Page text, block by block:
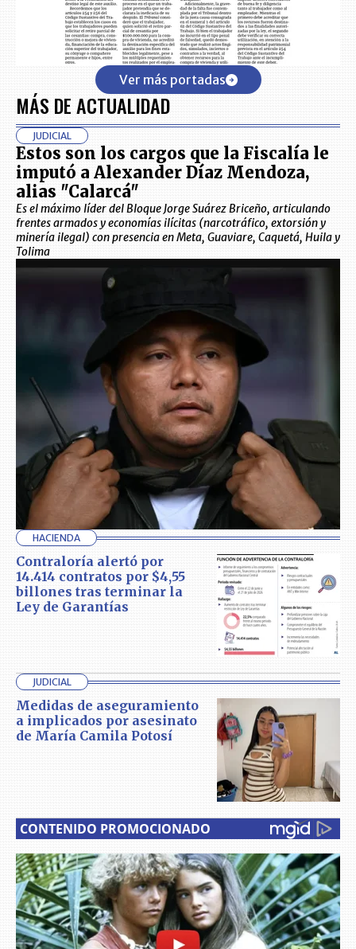
Ver más portadas
MÁS DE ACTUALIDAD
JUDICIAL
Estos son los cargos que la Fiscalía le
imputó a Alexander Díaz Mendoza,
alias "Calarcá"
Es el máximo líder del Bloque Jorge Suárez Briceño, articulando
frentes armados y economías ilícitas (narcotráfico, extorsión y
minería ilegal) con presencia en Meta, Guaviare, Caquetá, Huila y
Tolima
HACIENDA
Contraloría alertó por
14.414 contratos por $4,55
billones tras terminar la
Ley de Garantías
JUDICIAL
Medidas de aseguramiento
a implicados por asesinato
de María Camila Potosí